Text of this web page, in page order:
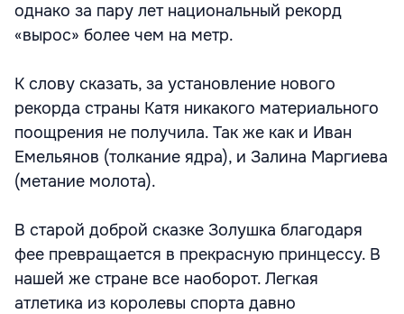
однако за пару лет национальный рекорд
«вырос» более чем на метр.
К слову сказать, за установление нового
рекорда страны Катя никакого материального
поощрения не получила. Так же как и Иван
Емельянов (толкание ядра), и Залина Маргиева
(метание молота).
В старой доброй сказке Золушка благодаря
фее превращается в прекрасную принцессу. В
нашей же стране все наоборот. Легкая
атлетика из королевы спорта давно